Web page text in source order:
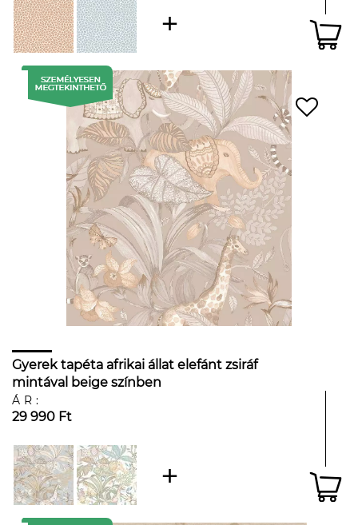
Gyerek tapéta afrikai állat elefánt zsiráf
mintával beige színben
ÁR:
29 990 Ft